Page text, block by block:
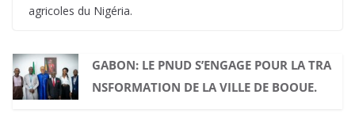
agricoles du Nigéria.
GABON: LE PNUD S’ENGAGE POUR LA TRA
NSFORMATION DE LA VILLE DE BOOUE.